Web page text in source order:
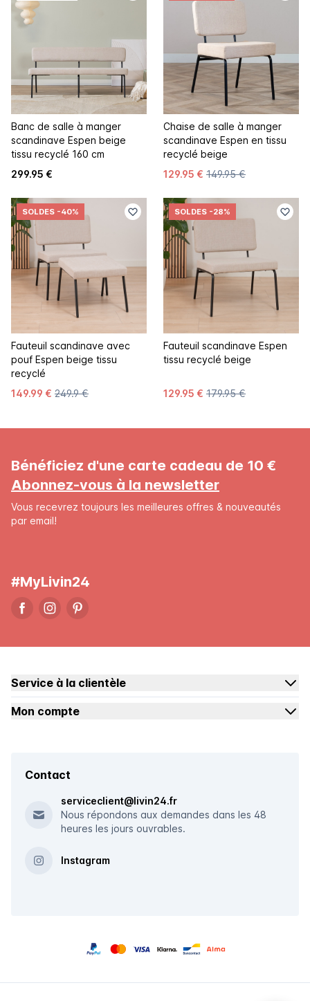
Banc de salle à manger
scandinave Espen beige
tissu recyclé 160 cm
299.95 €
Chaise de salle à manger
scandinave Espen en tissu
recyclé beige
129.95 € 149.95 €
SOLDES -40%
Fauteuil scandinave avec
pouf Espen beige tissu
recyclé
149.99 € 249.9 €
SOLDES -28%
Fauteuil scandinave Espen
tissu recyclé beige
129.95 € 179.95 €
Bénéficiez d'une carte cadeau de 10 €
Abonnez-vous à la newsletter
Vous recevrez toujours les meilleures offres & nouveautés
par email!
#MyLivin24
Service à la clientèle
Mon compte
Contact
serviceclient@livin24.fr
Nous répondons aux demandes dans les 48
heures les jours ouvrables.
Instagram